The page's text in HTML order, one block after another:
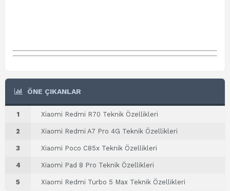
ÖNE ÇIKANLAR
1 Xiaomi Redmi R70 Teknik Özellikleri
2 Xiaomi Redmi A7 Pro 4G Teknik Özellikleri
3 Xiaomi Poco C85x Teknik Özellikleri
4 Xiaomi Pad 8 Pro Teknik Özellikleri
5 Xiaomi Redmi Turbo 5 Max Teknik Özellikleri